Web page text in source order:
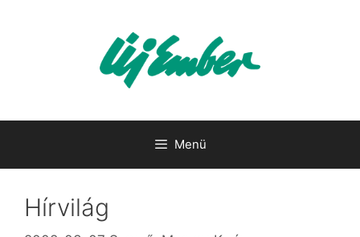
Menü
Hírvilág